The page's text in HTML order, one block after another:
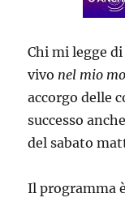
Chi mi legge
vivo nel mio
accorgo delle
successo
del sabato
Il programma